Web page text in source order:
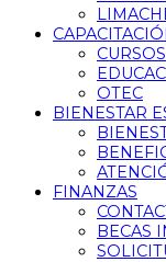
OTEC
BIENESTAR
FINANZAS
BECAS